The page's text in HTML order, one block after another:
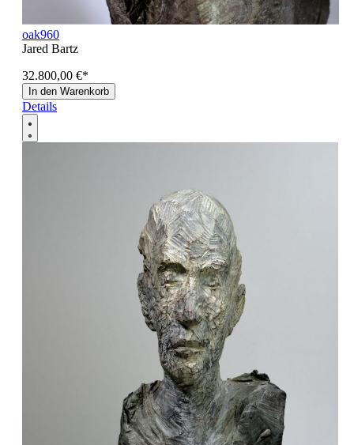
oak960
Jared Bartz
32.800,00 €*
In den Warenkorb
Details